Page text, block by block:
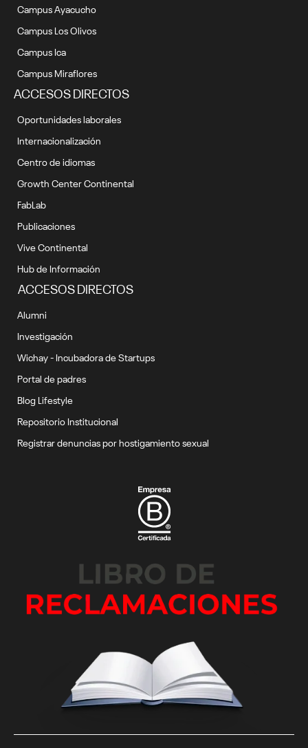
Campus Ayacucho
Campus Los Olivos
Campus Ica
Campus Miraflores
ACCESOS DIRECTOS
Oportunidades laborales
Internacionalización
Centro de idiomas
Growth Center Continental
FabLab
Publicaciones
Vive Continental
Hub de Información
ACCESOS DIRECTOS
Alumni
Investigación
Wichay - Incubadora de Startups
Portal de padres
Blog Lifestyle
Repositorio Institucional
Registrar denuncias por hostigamiento sexual